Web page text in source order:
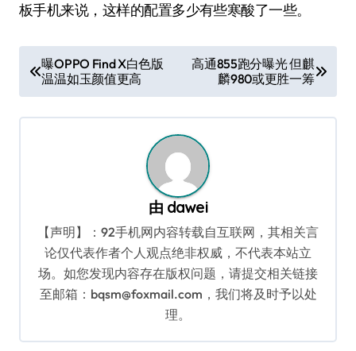
板手机来说，这样的配置多少有些寒酸了一些。
章
导
曝OPPO Find X白色版
温温如玉颜值更高
高通855跑分曝光 但麒
麟980或更胜一筹
由 dawei
【声明】：92手机网内容转载自互联网，其相关言
论仅代表作者个人观点绝非权威，不代表本站立
场。如您发现内容存在版权问题，请提交相关链接
至邮箱：bqsm@foxmail.com，我们将及时予以处
理。